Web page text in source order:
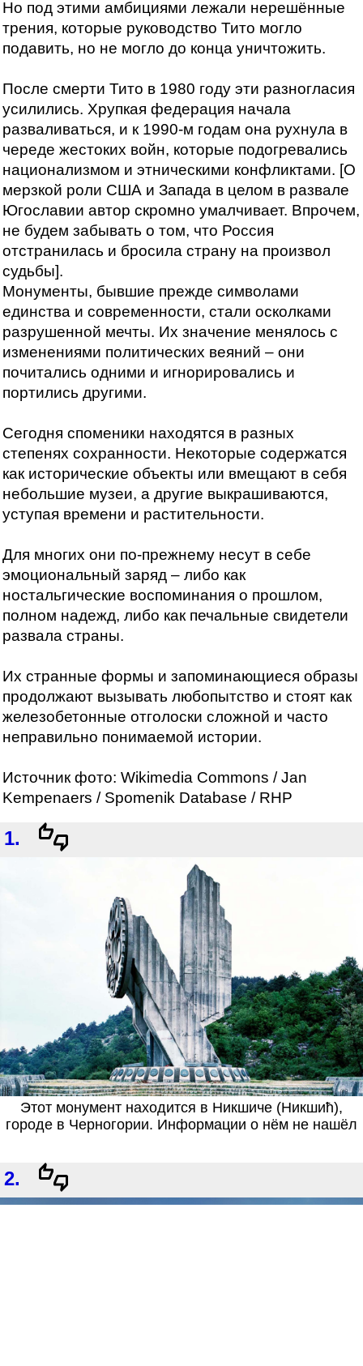
Но под этими амбициями лежали нерешённые
трения, которые руководство Тито могло
подавить, но не могло до конца уничтожить.
После смерти Тито в 1980 году эти разногласия
усилились. Хрупкая федерация начала
разваливаться, и к 1990-м годам она рухнула в
череде жестоких войн, которые подогревались
национализмом и этническими конфликтами. [О
мерзкой роли США и Запада в целом в развале
Югославии автор скромно умалчивает. Впрочем,
не будем забывать о том, что Россия
отстранилась и бросила страну на произвол
судьбы].
Монументы, бывшие прежде символами
единства и современности, стали осколками
разрушенной мечты. Их значение менялось с
изменениями политических веяний – они
почитались одними и игнорировались и
портились другими.
Сегодня споменики находятся в разных
степенях сохранности. Некоторые содержатся
как исторические объекты или вмещают в себя
небольшие музеи, а другие выкрашиваются,
уступая времени и растительности.
Для многих они по-прежнему несут в себе
эмоциональный заряд – либо как
ностальгические воспоминания о прошлом,
полном надежд, либо как печальные свидетели
развала страны.
Их странные формы и запоминающиеся образы
продолжают вызывать любопытство и стоят как
железобетонные отголоски сложной и часто
неправильно понимаемой истории.
Источник фото: Wikimedia Commons / Jan
Kempenaers / Spomenik Database / RHP
1.
Этот монумент находится в Никшиче (Никшић),
городе в Черногории. Информации о нём не нашёл
2.